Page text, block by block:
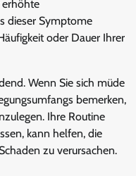
erhöhte
dieser Symptome
oder Dauer Ihrer
Wenn Sie sich müde
bemerken,
Ihre Routine
kann helfen, die
zu verursachen.